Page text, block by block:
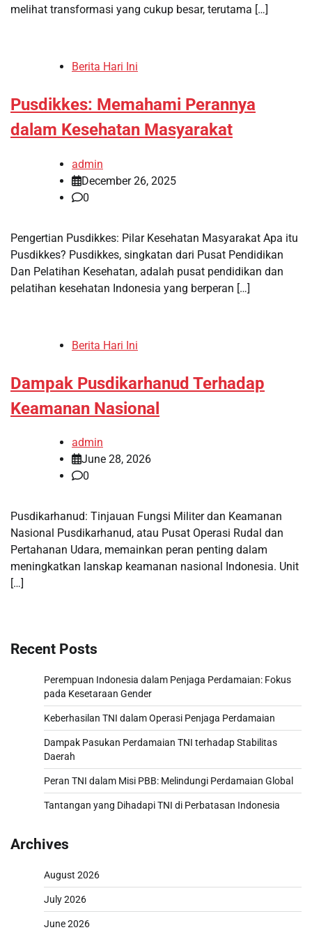
melihat transformasi yang cukup besar, terutama […]
Berita Hari Ini
Pusdikkes: Memahami Perannya
dalam Kesehatan Masyarakat
admin
December 26, 2025
0
Pengertian Pusdikkes: Pilar Kesehatan Masyarakat Apa itu
Pusdikkes? Pusdikkes, singkatan dari Pusat Pendidikan
Dan Pelatihan Kesehatan, adalah pusat pendidikan dan
pelatihan kesehatan Indonesia yang berperan […]
Berita Hari Ini
Dampak Pusdikarhanud Terhadap
Keamanan Nasional
admin
June 28, 2026
0
Pusdikarhanud: Tinjauan Fungsi Militer dan Keamanan
Nasional Pusdikarhanud, atau Pusat Operasi Rudal dan
Pertahanan Udara, memainkan peran penting dalam
meningkatkan lanskap keamanan nasional Indonesia. Unit
[…]
Recent Posts
Perempuan Indonesia dalam Penjaga Perdamaian: Fokus
pada Kesetaraan Gender
Keberhasilan TNI dalam Operasi Penjaga Perdamaian
Dampak Pasukan Perdamaian TNI terhadap Stabilitas
Daerah
Peran TNI dalam Misi PBB: Melindungi Perdamaian Global
Tantangan yang Dihadapi TNI di Perbatasan Indonesia
Archives
August 2026
July 2026
June 2026